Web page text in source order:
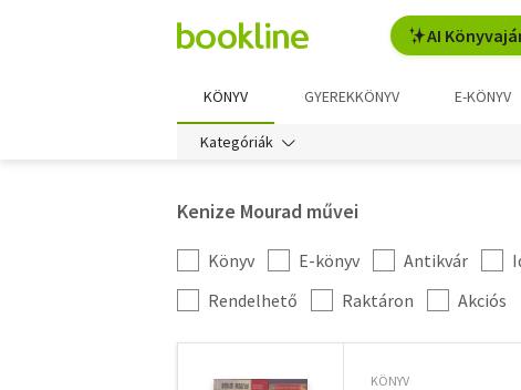
AI
KÖNYV GYEREKKÖNYV E-KÖNYV
Kategóriák
Kenize Mourad művei
Kategória
szűrés
Könyv E-könyv Antikvár
További
szűrők
Rendelhető Raktáron Akciós
KÖNYV